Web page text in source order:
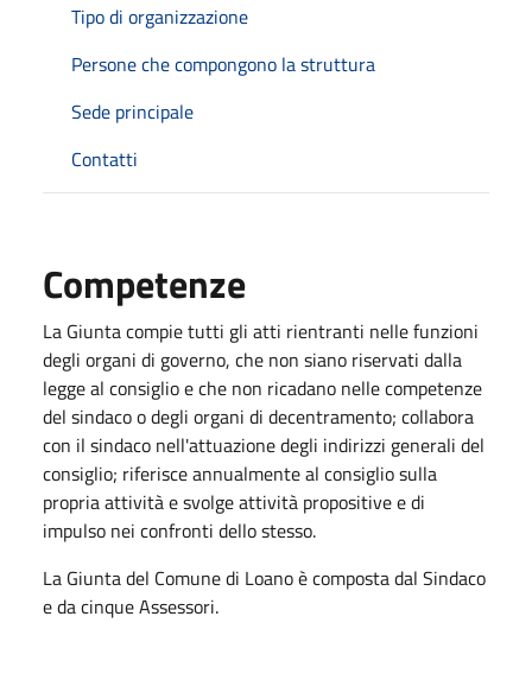
Tipo di organizzazione
Persone che compongono la struttura
Sede principale
Contatti
Competenze
La Giunta compie tutti gli atti rientranti nelle funzioni
degli organi di governo, che non siano riservati dalla
legge al consiglio e che non ricadano nelle competenze
del sindaco o degli organi di decentramento; collabora
con il sindaco nell'attuazione degli indirizzi generali del
consiglio; riferisce annualmente al consiglio sulla
propria attività e svolge attività propositive e di
impulso nei confronti dello stesso.
La Giunta del Comune di Loano è composta dal Sindaco
e da cinque Assessori.